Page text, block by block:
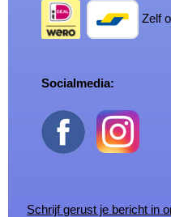
Zelf
Socialmedia:
Schrijf gerust je bericht in